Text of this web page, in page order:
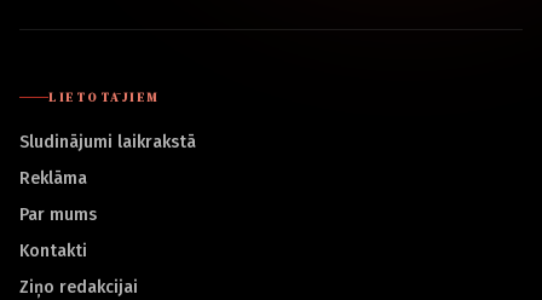
LIETOTĀJIEM
Sludinājumi laikrakstā
Reklāma
Par mums
Kontakti
Ziņo redakcijai